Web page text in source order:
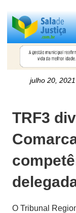
julho 20, 2021
TRF3
O Tribunal